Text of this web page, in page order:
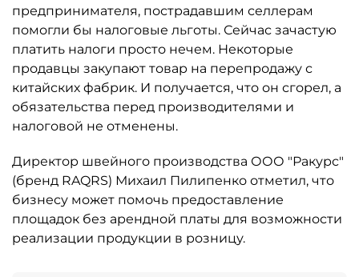
предпринимателя, пострадавшим селлерам
помогли бы налоговые льготы. Сейчас зачастую
платить налоги просто нечем. Некоторые
продавцы закупают товар на перепродажу с
китайских фабрик. И получается, что он сгорел, а
обязательства перед производителями и
налоговой не отменены.
Директор швейного производства ООО "Ракурс"
(бренд RAQRS) Михаил Пилипенко отметил, что
бизнесу может помочь предоставление
площадок без арендной платы для возможности
реализации продукции в розницу.